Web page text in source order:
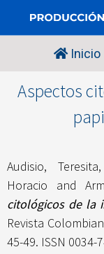
Inicio
Aspectos
Audisio, Teresita,
Horacio and
citológicos de la
Revista
45-49. ISSN 0034-